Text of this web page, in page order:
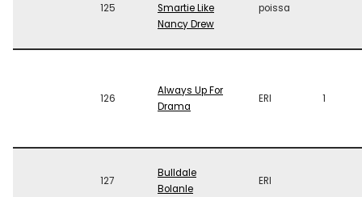
125
Smartie Like
Nancy Drew
poissa
126
Always Up For
Drama
ERI 1
127
Bulldale
Bolanle
ERI